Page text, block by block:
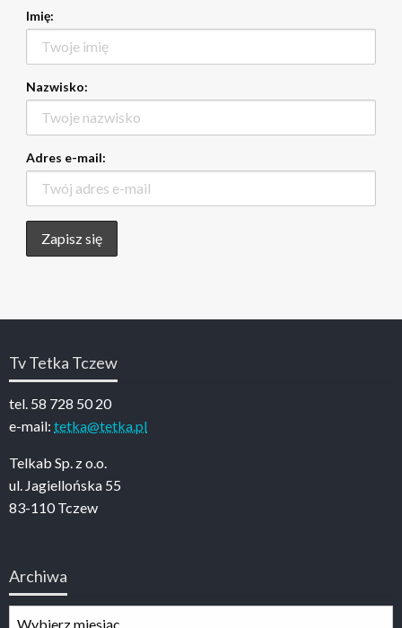
Imię:
Nazwisko:
Adres e-mail:
Tv Tetka Tczew
tel. 58 728 50 20
e-mail: tetka@tetka.pl
Telkab Sp. z o.o.
ul. Jagiellońska 55
83-110 Tczew
Archiwa